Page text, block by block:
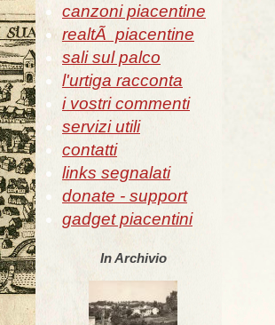
canzoni piacentine
realtÃ piacentine
sali sul palco
l'urtiga racconta
i vostri commenti
servizi utili
contatti
links segnalati
donate - support
gadget piacentini
In Archivio